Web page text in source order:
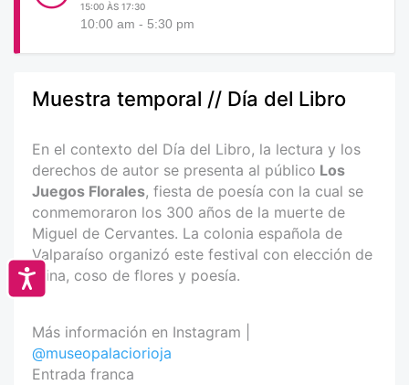
Accesibilidad
15:00 ÀS 17:30
10:00 am - 5:30 pm
Muestra temporal // Día del Libro
En el contexto del Día del Libro, la lectura y los
derechos de autor se presenta al público Los
Juegos Florales, fiesta de poesía con la cual se
conmemoraron los 300 años de la muerte de
Miguel de Cervantes. La colonia española de
Valparaíso organizó este festival con elección de
reina, coso de flores y poesía.
Más información en Instagram |
@museopalaciorioja
Entrada franca